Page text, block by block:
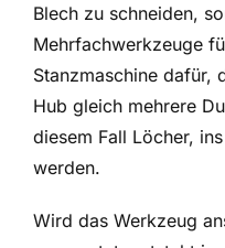
Blech zu schneiden,
Mehrfachwerkzeuge
Stanzmaschine dafür,
Hub gleich mehrere
diesem Fall Löcher,
werden.
Wird das Werkzeug